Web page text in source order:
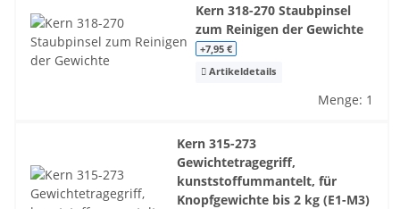
Kern 318-270 Staubpinsel
zum Reinigen der Gewichte
+7,95 €
Artikeldetails
Menge: 1
Kern 315-273
Gewichtetragegriff,
kunststoffummantelt, für
Knopfgewichte bis 2 kg (E1-M3)